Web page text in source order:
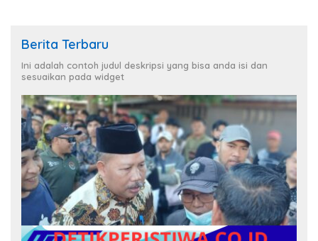
Berita Terbaru
Ini adalah contoh judul deskripsi yang bisa anda isi dan
sesuaikan pada widget